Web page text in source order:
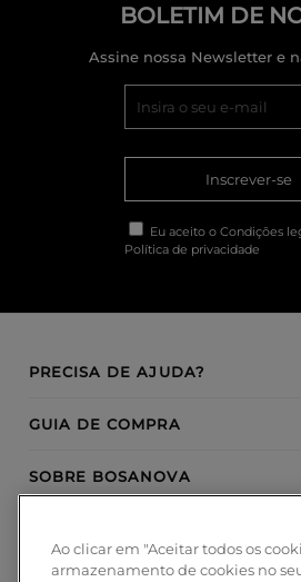
BOLETIM DE
Assine nossa Newsletter e
Inscrever-se
Eu aceito o Condições
Política de privacidade
PRECISA DE AJUDA?
GUIA DE COMPRA
SOBRE BOSANOVA
Ao clicar em "Aceitar todos os
armazenamento de cookies no